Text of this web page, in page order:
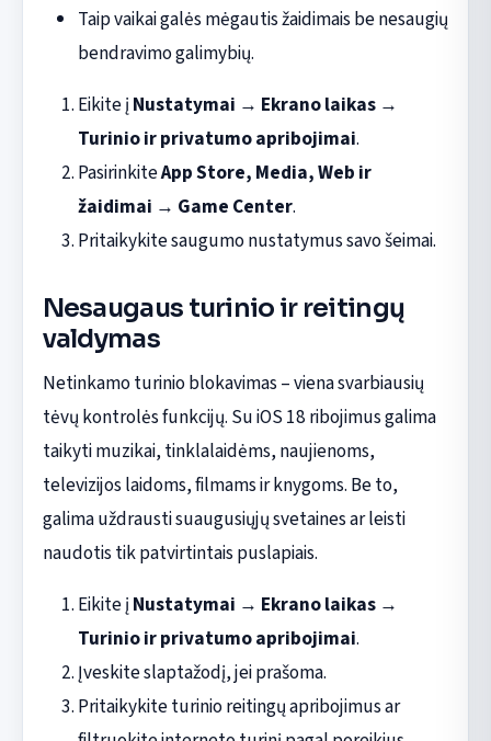
Taip vaikai galės mėgautis žaidimais be nesaugių
bendravimo galimybių.
Eikite į Nustatymai → Ekrano laikas→
Turinio ir privatumo apribojimai.
PasirinkiteApp Store, Media, Web ir
žaidimai → Game Center.
Pritaikykite saugumo nustatymus savo šeimai.
Nesaugaus turinio ir reitingų
valdymas
Netinkamo turinio blokavimas – viena svarbiausių
tėvų kontrolės funkcijų. Su iOS 18 ribojimus galima
taikyti muzikai, tinklalaidėms, naujienoms,
televizijos laidoms, filmams ir knygoms. Be to,
galima uždrausti suaugusiųjų svetaines ar leisti
naudotis tik patvirtintais puslapiais.
Eikite į Nustatymai → Ekrano laikas→
Turinio ir privatumo apribojimai.
Įveskite slaptažodį, jei prašoma.
Pritaikykite turinio reitingų apribojimus ar